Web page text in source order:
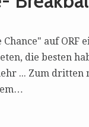
auf
die besten
... Zum